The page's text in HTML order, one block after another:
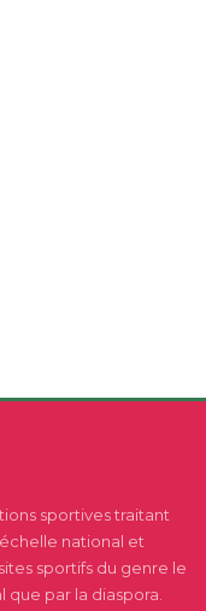
sportives traitant
national et
sportifs du genre le
que par la diaspora.